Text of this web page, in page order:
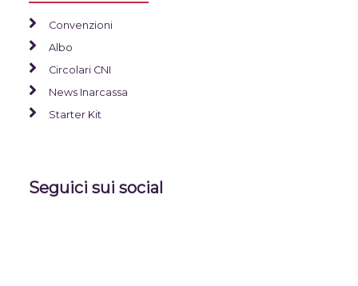
Convenzioni
Albo
Circolari CNI
News Inarcassa
Starter Kit
Seguici sui social